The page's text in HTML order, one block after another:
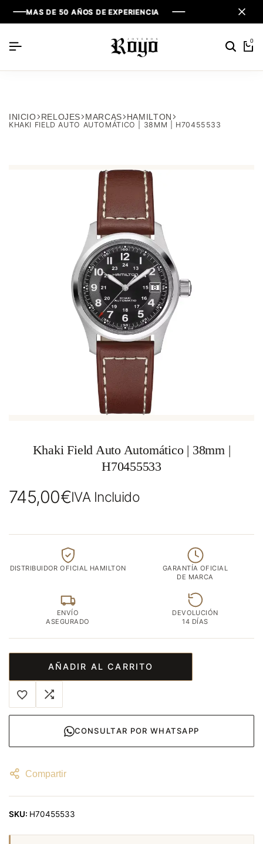
MAS DE 50 AÑOS DE EXPERIENCIA
MAS DE 50 AÑOS DE EXPERIENCIA
MAS DE 50 AÑOS DE EXPERIENCIA
0
INICIO RELOJES MARCAS HAMILTON
KHAKI FIELD AUTO AUTOMÁTICO | 38MM | H70455533
Khaki Field Auto Automático | 38mm |
H70455533
745,00€IVA Incluido
DISTRIBUIDOR OFICIAL HAMILTON
GARANTÍA OFICIAL
DE MARCA
ENVÍO
ASEGURADO
DEVOLUCIÓN
14 DÍAS
AÑADIR AL CARRITO
CONSULTAR POR WHATSAPP
Compartir
SKU: H70455533